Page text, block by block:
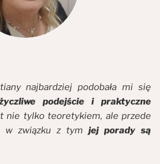
najbardziej podobała mi się
podejście i praktyczne
nie tylko teoretykiem, ale przede
w związku z tym jej porady są